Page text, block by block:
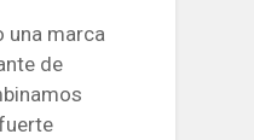
una marca
de